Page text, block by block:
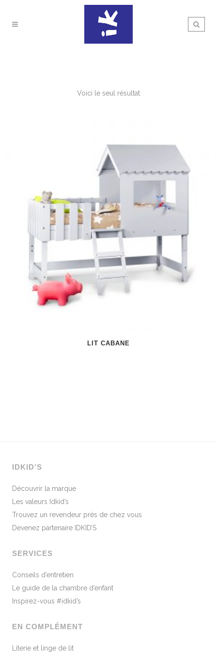
Voici le seul résultat
LIT CABANE
IDKID’S
Découvrir la marque
Les valeurs Idkid’s
Trouvez un revendeur près de chez vous
Devenez partenaire IDKID’S
SERVICES
Conseils d’entretien
Le guide de la chambre d’enfant
Inspirez-vous #idkid’s
EN COMPLÉMENT
Literie et linge de lit